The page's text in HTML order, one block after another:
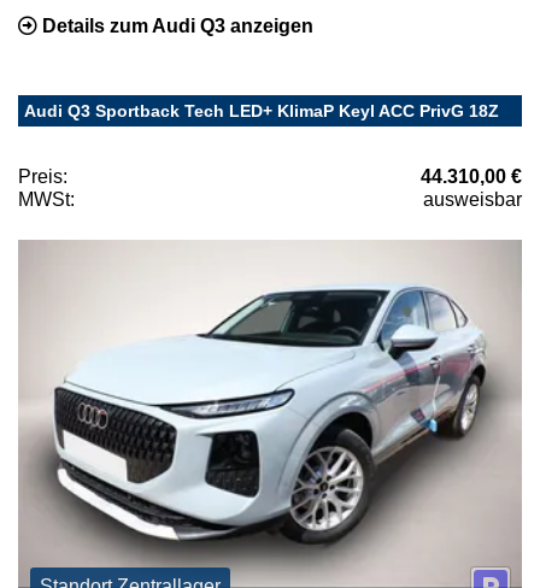
Details zum Audi Q3 anzeigen
Audi Q3 Sportback Tech LED+ KlimaP Keyl ACC PrivG 18Z
Preis:
44.310,00 €
MWSt:
ausweisbar